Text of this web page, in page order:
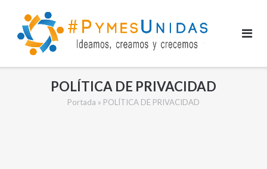
contenido
POLÍTICA DE PRIVACIDAD
Portada » POLÍTICA DE PRIVACIDAD